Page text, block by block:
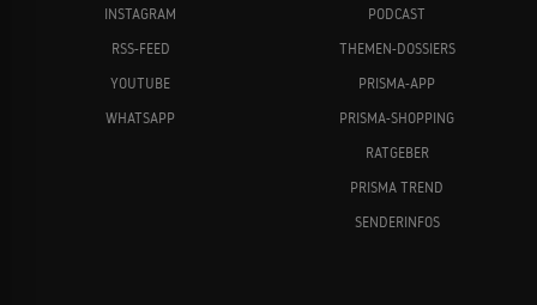
INSTAGRAM
RSS-FEED
YOUTUBE
WHATSAPP
PODCAST
THEMEN-DOSSIERS
PRISMA-APP
PRISMA-SHOPPING
RATGEBER
PRISMA TREND
SENDERINFOS